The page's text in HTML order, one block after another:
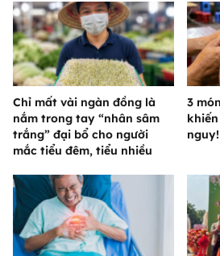
Chỉ mất vài ngàn đồng là
nắm trong tay “nhân sâm
trắng” đại bổ cho người
mắc tiểu đêm, tiểu nhiều
3
nguy!